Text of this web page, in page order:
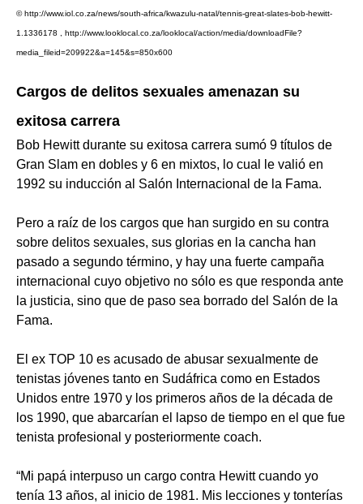
© http://www.iol.co.za/news/south-africa/kwazulu-natal/tennis-great-slates-bob-hewitt-
1.1336178 , http://www.looklocal.co.za/looklocal/action/media/downloadFile?
media_fileid=209922&a=145&s=850x600
Cargos de delitos sexuales amenazan su
exitosa carrera
Bob Hewitt durante su exitosa carrera sumó 9 títulos de
Gran Slam en dobles y 6 en mixtos, lo cual le valió en
1992 su inducción al Salón Internacional de la Fama.
Pero a raíz de los cargos que han surgido en su contra
sobre delitos sexuales, sus glorias en la cancha han
pasado a segundo término, y hay una fuerte campaña
internacional cuyo objetivo no sólo es que responda ante
la justicia, sino que de paso sea borrado del Salón de la
Fama.
El ex TOP 10 es acusado de abusar sexualmente de
tenistas jóvenes tanto en Sudáfrica como en Estados
Unidos entre 1970 y los primeros años de la década de
los 1990, que abarcarían el lapso de tiempo en el que fue
tenista profesional y posteriormente coach.
“Mi papá interpuso un cargo contra Hewitt cuando yo
tenía 13 años, al inicio de 1981. Mis lecciones y tonterías